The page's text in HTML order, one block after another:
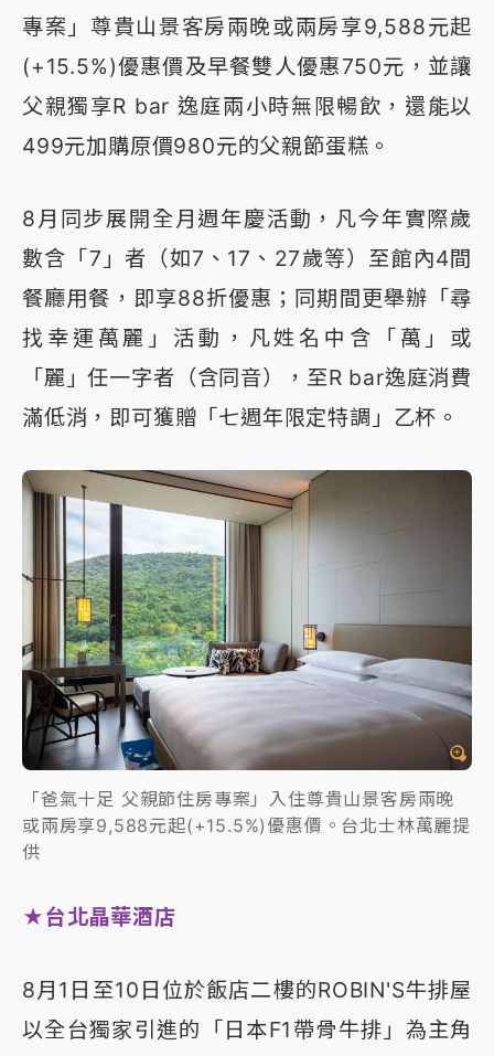
專案」尊貴山景客房兩晚或兩房享9,588元起
(+15.5%)優惠價及早餐雙人優惠750元，並讓
父親獨享R bar 逸庭兩小時無限暢飲，還能以
499元加購原價980元的父親節蛋糕。
8月同步展開全月週年慶活動，凡今年實際歲
數含「7」者（如7、17、27歲等）至館內4間
餐廳用餐，即享88折優惠；同期間更舉辦「尋
找幸運萬麗」活動，凡姓名中含「萬」或
「麗」任一字者（含同音），至R bar逸庭消費
滿低消，即可獲贈「七週年限定特調」乙杯。
「爸氣十足 父親節住房專案」入住尊貴山景客房兩晚
或兩房享9,588元起(+15.5%)優惠價。台北士林萬麗提
供
★台北晶華酒店
8月1日至10日位於飯店二樓的ROBIN'S牛排屋
以全台獨家引進的「日本F1帶骨牛排」為主角